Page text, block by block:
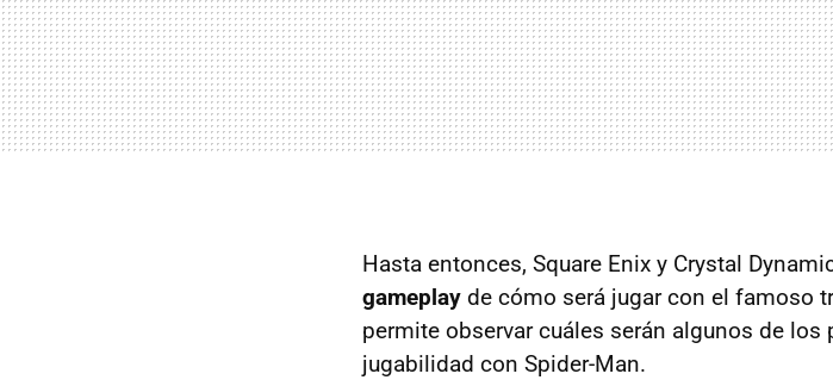
Hasta entonces, Square Enix y Crystal
gameplay de cómo será jugar con el famoso
permite observar cuáles serán algunos de
jugabilidad con Spider-Man.